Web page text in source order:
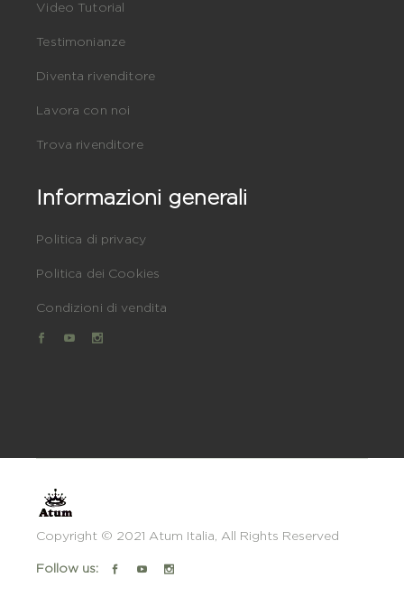
Video Tutorial
Testimonianze
Diventa rivenditore
Lavora con noi
Trova rivenditore
Informazioni generali
Politica di privacy
Politica dei Cookies
Condizioni di vendita
Copyright © 2021 Atum Italia, All Rights Reserved
Follow us: